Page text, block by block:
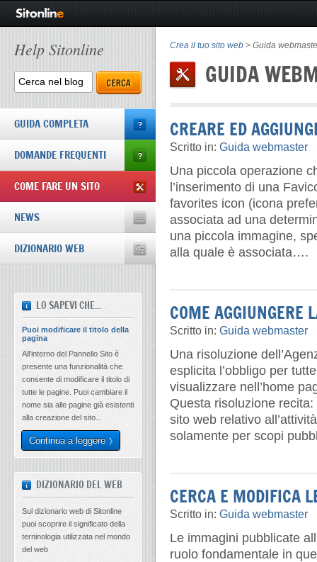
Crea il tuo sito web > Guida
GUIDA
CREARE ED
Scritto in: Guida webmaster
Una piccola operazione
l’inserimento di una
favorites icon (icona
associata ad una
una piccola immagine,
alla quale è associata….
COME AGGIUNGERE
Scritto in: Guida webmaster
Una risoluzione
esplicita l’obbligo per
visualizzare nell’home
Questa risoluzione
sito web relativo
solamente per scopi
CERCA E MODIFICA
Scritto in: Guida webmaster
Le immagini pubblicate
ruolo fondamentale in
Help Sitonline
GUIDA COMPLETA
DOMANDE FREQUENTI
COME FARE UN SITO
NEWS
DIZIONARIO WEB
LO SAPEVI CHE...
Puoi modificare il titolo della
pagina
All’interno del Pannello Sito è
presente una funzionalità che
consente di modificare il titolo di
tutte le pagine. Puoi cambiare il
nome sia alle pagine già esistenti
alla creazione del sito...
Continua a leggere
DIZIONARIO DEL WEB
Sul dizionario web di Sitonline
puoi scoprire il significato della
terninologia utilizzata nel mondo
del web